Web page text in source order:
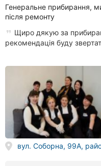
Всі
рубрики
міста:
Вінниця
Житомир
Тернопіль
Генеральне прибирання,
після ремонту
Щиро дякую за
рекомендація буду
вул. Соборна, 99А,